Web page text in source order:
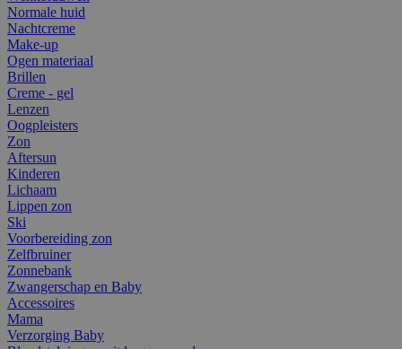
Normale huid
Nachtcreme
Make-up
Ogen materiaal
Brillen
Creme - gel
Lenzen
Oogpleisters
Zon
Aftersun
Kinderen
Lichaam
Lippen zon
Ski
Voorbereiding zon
Zelfbruiner
Zonnebank
Zwangerschap en Baby
Accessoires
Mama
Verzorging Baby